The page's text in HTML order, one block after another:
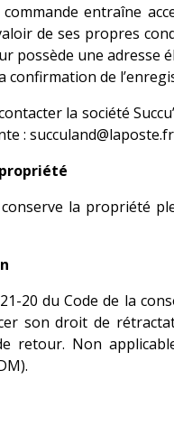
entraîne
de ses propres
possède une adresse
de
la société
:
conserve la propriété
20 du Code de la
son droit de
retour. Non